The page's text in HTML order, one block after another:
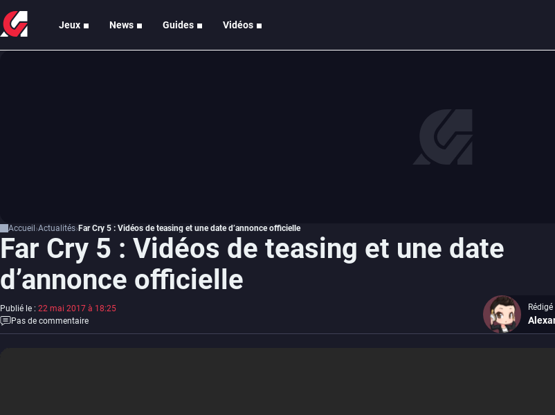
Jeux News Guides Vidéos
Accueil Actualités Far Cry 5 : Vidéos de teasing et une date d’annonce officielle
Far Cry 5 : Vidéos de teasing et une date
d’annonce officielle
Publié le : 22 mai 2017 à 18:25
Pas de commentaire